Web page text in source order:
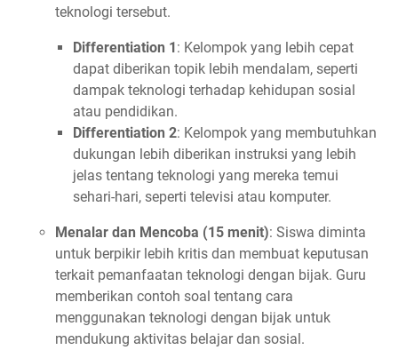
teknologi tersebut.
Differentiation 1: Kelompok yang lebih cepat
dapat diberikan topik lebih mendalam, seperti
dampak teknologi terhadap kehidupan sosial
atau pendidikan.
Differentiation 2: Kelompok yang membutuhkan
dukungan lebih diberikan instruksi yang lebih
jelas tentang teknologi yang mereka temui
sehari-hari, seperti televisi atau komputer.
Menalar dan Mencoba (15 menit): Siswa diminta
untuk berpikir lebih kritis dan membuat keputusan
terkait pemanfaatan teknologi dengan bijak. Guru
memberikan contoh soal tentang cara
menggunakan teknologi dengan bijak untuk
mendukung aktivitas belajar dan sosial.